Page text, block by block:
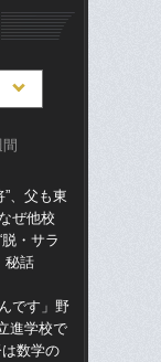
間
、父も東
ぜ他校
・サラ
秘話
です」野
進学校で
数学の